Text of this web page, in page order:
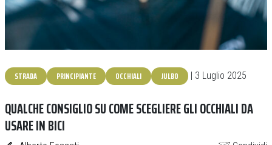
STRADA PRINCIPIANTE OCCHIALI JULBO | 3 Luglio 2025
QUALCHE CONSIGLIO SU COME SCEGLIERE GLI OCCHIALI DA
USARE IN BICI